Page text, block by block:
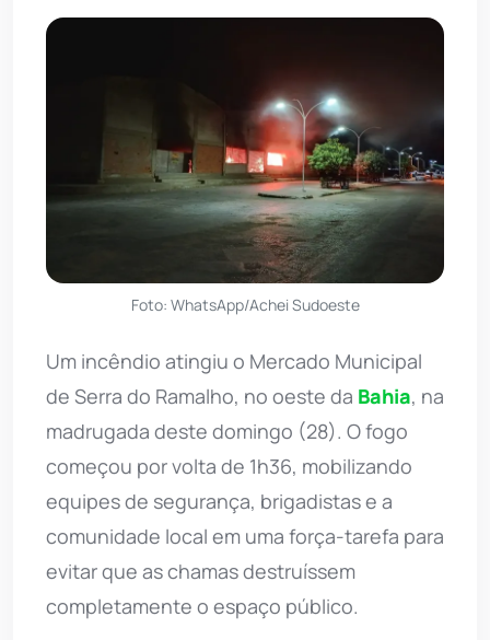
Foto: WhatsApp/Achei Sudoeste
Um incêndio atingiu o Mercado Municipal
de Serra do Ramalho, no oeste da Bahia, na
madrugada deste domingo (28). O fogo
começou por volta de 1h36, mobilizando
equipes de segurança, brigadistas e a
comunidade local em uma força-tarefa para
evitar que as chamas destruíssem
completamente o espaço público.